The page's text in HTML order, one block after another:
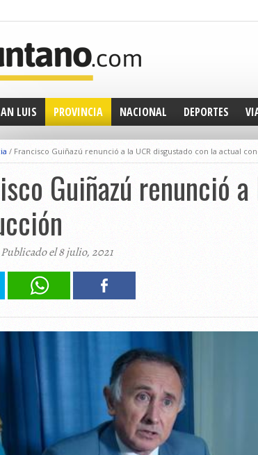
LUIS PROVINCIA NACIONAL DEPORTES
/ Francisco Guiñazú renunció a la UCR disgustado con la actual
Guiñazú renunció
el 8 julio, 2021